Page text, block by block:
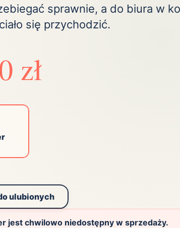
sprawnie, a do biura w
się przychodzić.
zł
ulubionych
jest chwilowo niedostępny w sprzedaży.